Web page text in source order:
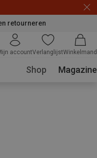
retourneren
accountVerlanglijstWinkelmand
Shop Magazine